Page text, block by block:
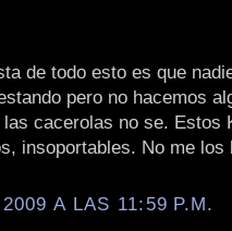
de todo esto es que
pero no hacemos
cacerolas no se. Estos
insoportables. No me los
A LAS 11:59 P.M.